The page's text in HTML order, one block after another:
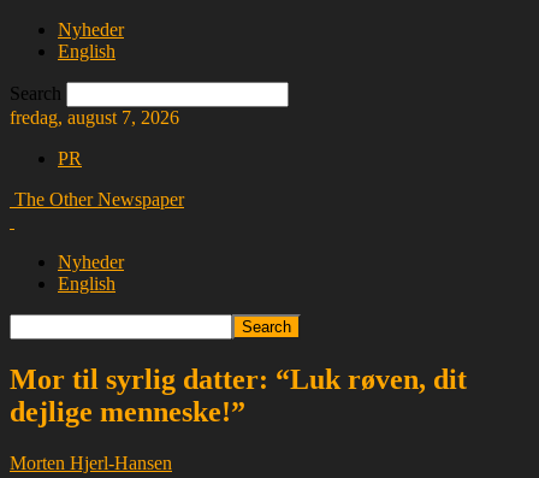
Nyheder
English
Search
fredag, august 7, 2026
PR
The Other Newspaper
Nyheder
English
Mor til syrlig datter: “Luk røven, dit
dejlige menneske!”
Morten Hjerl-Hansen